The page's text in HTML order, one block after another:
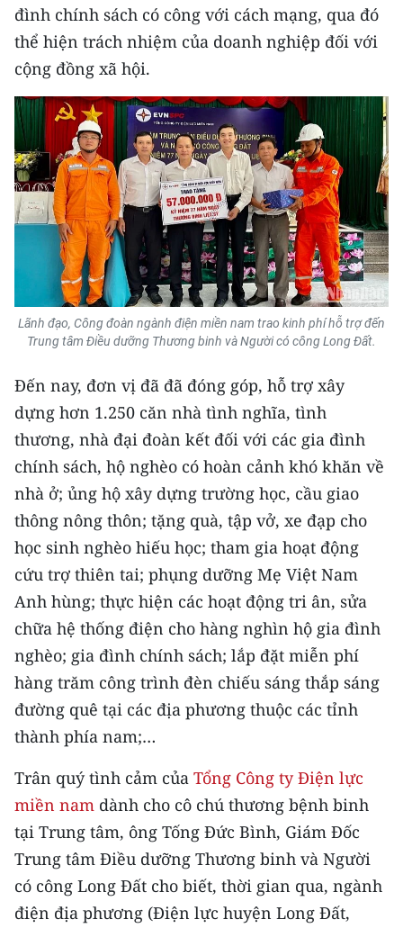
Media Y tế
Media Khoa học - Công nghệ
Media Môi trường
Ảnh
Infographic
TIN MỚI
TIN ĐỊA PHƯƠNG
Trung du và miền núi phía Bắc
Đồng bằng sông Hồng
Bắc Trung Bộ
Duyên hải Nam Trung Bộ và Tây
Nguyên
Đông Nam Bộ
Đồng bằng sông Cửu Long
Chuyên trang Hà Nội
Chuyên trang TP. Hồ Chí Minh
CHUYÊN ĐỀ
CÁC CHUYÊN TRANG
VỀ BÁO NHÂN DÂN
NHÂN DÂN CUỐI TUẦN
NHÂN DÂN HẰNG THÁNG
đình chính sách có công với cách mạng, qua đó
thể hiện trách nhiệm của doanh nghiệp đối với
cộng đồng xã hội.
Lãnh đạo, Công đoàn ngành điện miền nam trao kinh phí hỗ trợ đến
Trung tâm Điều dưỡng Thương binh và Người có công Long Đất.
Đến nay, đơn vị đã đã đóng góp, hỗ trợ xây
dựng hơn 1.250 căn nhà tình nghĩa, tình
thương, nhà đại đoàn kết đối với các gia đình
chính sách, hộ nghèo có hoàn cảnh khó khăn về
nhà ở; ủng hộ xây dựng trường học, cầu giao
thông nông thôn; tặng quà, tập vở, xe đạp cho
học sinh nghèo hiếu học; tham gia hoạt động
cứu trợ thiên tai; phụng dưỡng Mẹ Việt Nam
Anh hùng; thực hiện các hoạt động tri ân, sửa
chữa hệ thống điện cho hàng nghìn hộ gia đình
nghèo; gia đình chính sách; lắp đặt miễn phí
hàng trăm công trình đèn chiếu sáng thắp sáng
đường quê tại các địa phương thuộc các tỉnh
thành phía nam;…
Trân quý tình cảm của Tổng Công ty Điện lực
miền nam dành cho cô chú thương bệnh binh
tại Trung tâm, ông Tống Đức Bình, Giám Đốc
Trung tâm Điều dưỡng Thương binh và Người
có công Long Đất cho biết, thời gian qua, ngành
điện địa phương (Điện lực huyện Long Đất,